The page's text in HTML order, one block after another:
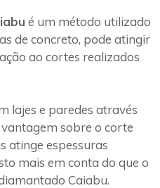
é um método utilizado
de concreto, pode atingir
ao cortes realizados
lajes e paredes através
sobre o corte
atinge espessuras
mais em conta do que o
Caiabu.